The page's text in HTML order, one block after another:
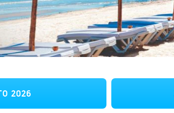
2026